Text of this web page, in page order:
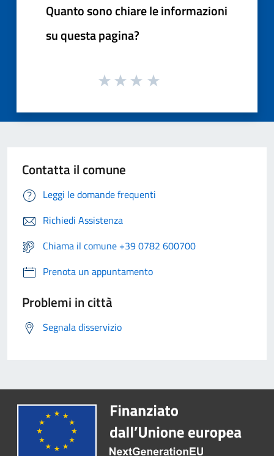
Quanto sono chiare le informazioni
su questa pagina?
Contatta il comune
Leggi le domande frequenti
Richiedi Assistenza
Chiama il comune +39 0782 600700
Prenota un appuntamento
Problemi in città
Segnala disservizio